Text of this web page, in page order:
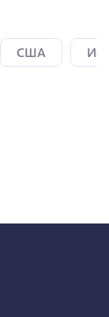
США